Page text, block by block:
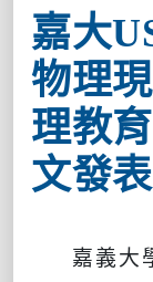
嘉大
物理
理教
文發
嘉義大